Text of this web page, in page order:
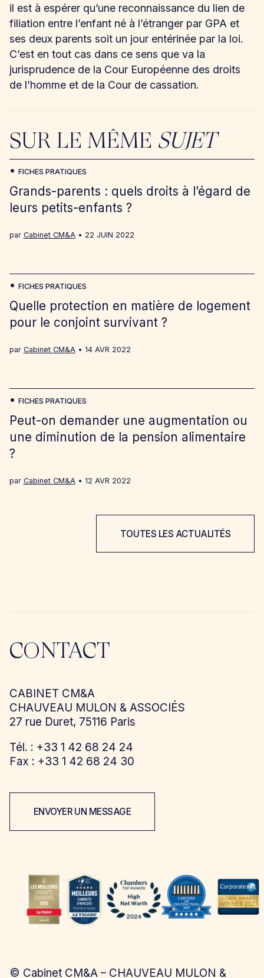
il est à espérer qu’une reconnaissance du lien de
filiation entre l’enfant né à l’étranger par GPA et
ses deux parents soit un jour entérinée par la loi.
C’est en tout cas dans ce sens que va la
jurisprudence de la Cour Européenne des droits
de l’homme et de la Cour de cassation.
SUR LE MÊME SUJET
Grands-parents : quels droits à l’égard de
leurs petits-enfants ?
par Cabinet CM&A 22 JUIN 2022
FICHES PRATIQUES
Quelle protection en matière de logement
pour le conjoint survivant ?
par Cabinet CM&A 14 AVR 2022
FICHES PRATIQUES
Peut-on demander une augmentation ou
une diminution de la pension alimentaire
?
par Cabinet CM&A 12 AVR 2022
FICHES PRATIQUES
TOUTES LES ACTUALITÉS
CONTACT
CABINET CM&A
CHAUVEAU MULON & ASSOCIÉS
27 rue Duret, 75116 Paris
Tél. : +33 1 42 68 24 24
Fax : +33 1 42 68 24 30
ENVOYER UN MESSAGE
© Cabinet CM&A – CHAUVEAU MULON &